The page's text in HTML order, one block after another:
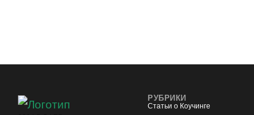
РУБРИКИ
Статьи о Коучинге